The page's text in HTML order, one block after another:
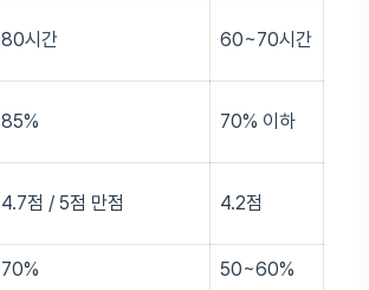
80시간 60~70시간
85% 70% 이하
4.7점 / 5점 만점 4.2점
70% 50~60%